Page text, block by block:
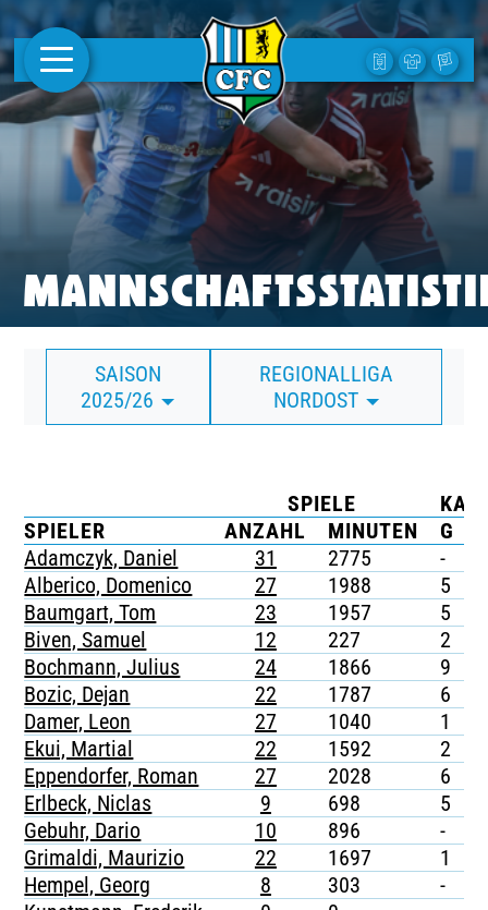
AKTUELLES
1. MANNSCHAFT
FRAUEN
CAMPUS
CLUB
CLUBMITGLIEDSCHAFT
BUSINESS
TICKETING
SAISON
2025/26
REGIONALLIGA
NORDOST
SPIELE
SPIELER
ANZAHL MINUTEN G
Adamczyk, Daniel
31 2775 -
Alberico, Domenico
27 1988 5
Baumgart, Tom
23 1957 5
Biven, Samuel
12 227 2
Bochmann, Julius
24 1866 9
Bozic, Dejan
22 1787 6
Damer, Leon
27 1040 1
Ekui, Martial
22 1592 2
Eppendorfer, Roman
27 2028 6
Erlbeck, Niclas
9 698 5
Gebuhr, Dario
10 896 -
Grimaldi, Maurizio
22 1697 1
Hempel, Georg
8 303 -